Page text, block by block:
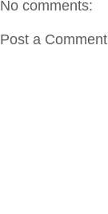
No comments:
Post a Comment